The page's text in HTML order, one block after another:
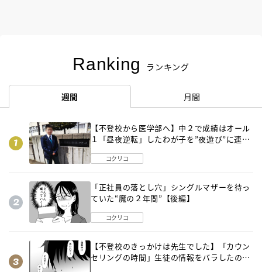
Ranking ランキング
週間 月間
【不登校から医学部へ】中２で成績はオール
１「昼夜逆転」したわが子を”夜遊び”に連れ
コクリコ
「正社員の落とし穴」シングルマザーを待っ
ていた“魔の２年間”【後編】
コクリコ
【不登校のきっかけは先生でした】「カウン
セリングの時間」生徒の情報をバラしたの